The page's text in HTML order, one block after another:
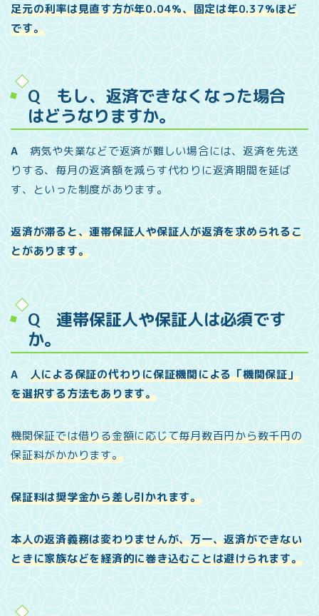
足元の利率は見直す方が年0.04%、固定は年0.37%ほど
です。
Q もし、返済できなくなった場合
はどうなりますか。
A 病気や失業などで返済が難しい場合には、返済を先送
りする、毎月の返済額を減らす代わりに返済期間を延ば
す、といった制度があります。
返済が滞ると、連帯保証人や保証人が返済を求められるこ
とがあります。
Q 連帯保証人や保証人は必須です
か。
A
人による保証の代わりに保証機関による「機関保証」
を選択する方法もあります。
機関保証では借りる金額に応じて毎月数百円から数千円の
保証料がかかります。
保証料は奨学金から差し引かれます。
本人の返済義務は変わりませんが、万一、返済ができない
ときに家族などを経済的に巻き込むことは避けられます。